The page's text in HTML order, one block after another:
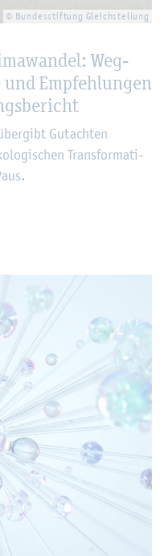
© Bun­des­stif­tung Gleich­stel­lung
Weg­
Emp­feh­lun­gen
Gut­ach­ten
Trans­for­ma­ti­